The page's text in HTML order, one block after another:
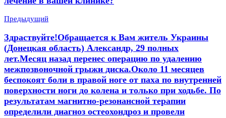
Предыдущий
Здраствуйте!Обращается к Вам житель Украины
(Донецкая область) Александр, 29 полных
лет.Месяц назад перенес операцию по удалению
межпозвоночной грыжи диска.Около 11 месяцев
беспокоят боли в правой ноге от паха по внутренней
поверхности ноги до колена и только при ходьбе. По
результатам магнитно-резонансной терапии
определили диагноз остеохондроз и провели